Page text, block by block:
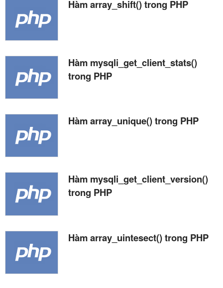
Hàm array_shift() trong PHP
Hàm mysqli_get_client_stats()
trong PHP
Hàm array_unique() trong PHP
Hàm mysqli_get_client_version()
trong PHP
Hàm array_uintesect() trong PHP